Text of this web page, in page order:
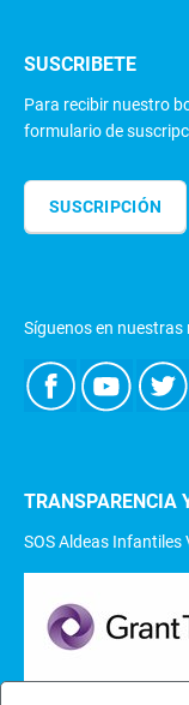
SUSCRIBETE
Para recibir nuestro
formulario de
SUSCRIPCIÓN
Síguenos en nuestras
TRANSPARENCIA
SOS Aldeas Infantiles